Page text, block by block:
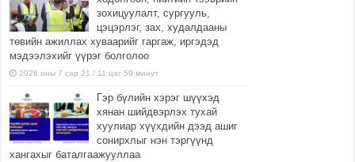
зохицуулалт, сургууль,
цэцэрлэг, зах, худалдааны
төвийн ажиллах хуваарийг гаргаж, иргэдэд
мэдээлэхийг үүрэг болголоо
2026 оны 7 сар 21 / 11 цаг 59 минут
Гэр бүлийн хэрэг шүүхэд
хянан шийдвэрлэх тухай
хуулиар хүүхдийн дээд ашиг
сонирхлыг нэн тэргүүнд
хангахыг баталгаажууллаа